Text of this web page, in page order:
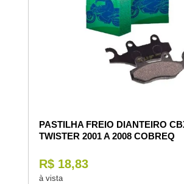
PASTILHA FREIO DIANTEIRO
TWISTER 2001 A 2008 COBREQ
R$ 18,83
à vista